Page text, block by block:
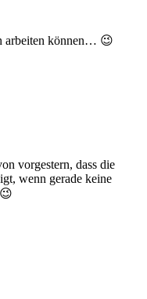
arbeiten können… 😉
vorgestern, dass die
wenn gerade keine